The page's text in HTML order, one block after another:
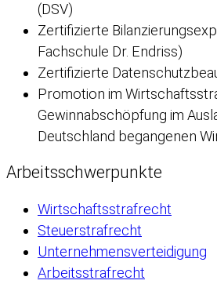
(DSV)
Zertifizierte
Fachschule Dr. Endriss)
Zertifizierte
Promotion im
Gewinnabschöpfung im
Deutschland begangenen
Arbeitsschwerpunkte
Wirtschaftsstrafrecht
Steuerstrafrecht
Unternehmensverteidigung
Arbeitsstrafrecht